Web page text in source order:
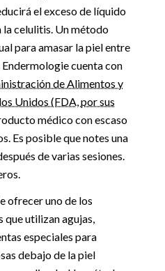
el exceso de líquido
la celulitis. Un método
para amasar la piel entre
cuenta con
de Alimentos y
Unidos (FDA, por sus
médico con escaso
Es posible que notes una
de varias sesiones.
ofrecer uno de los
utilizan agujas,
especiales para
debajo de la piel